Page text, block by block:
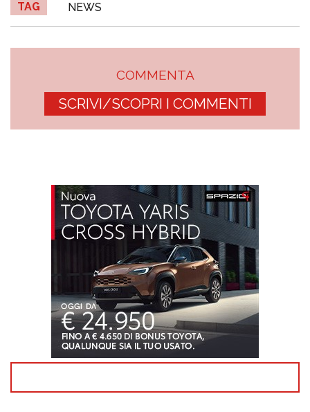
TAG NEWS
COMMENTA
SCRIVI/SCOPRI I COMMENTI